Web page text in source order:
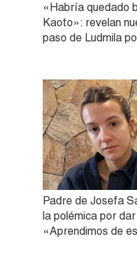
«Habría quedado
Kaoto»: revelan
paso de Ludmila
Padre de Josefa
la polémica por
«Aprendimos de